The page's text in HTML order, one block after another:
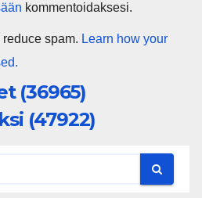
kommentoidaksesi.
spam. Learn how your
(36965)
(47922)